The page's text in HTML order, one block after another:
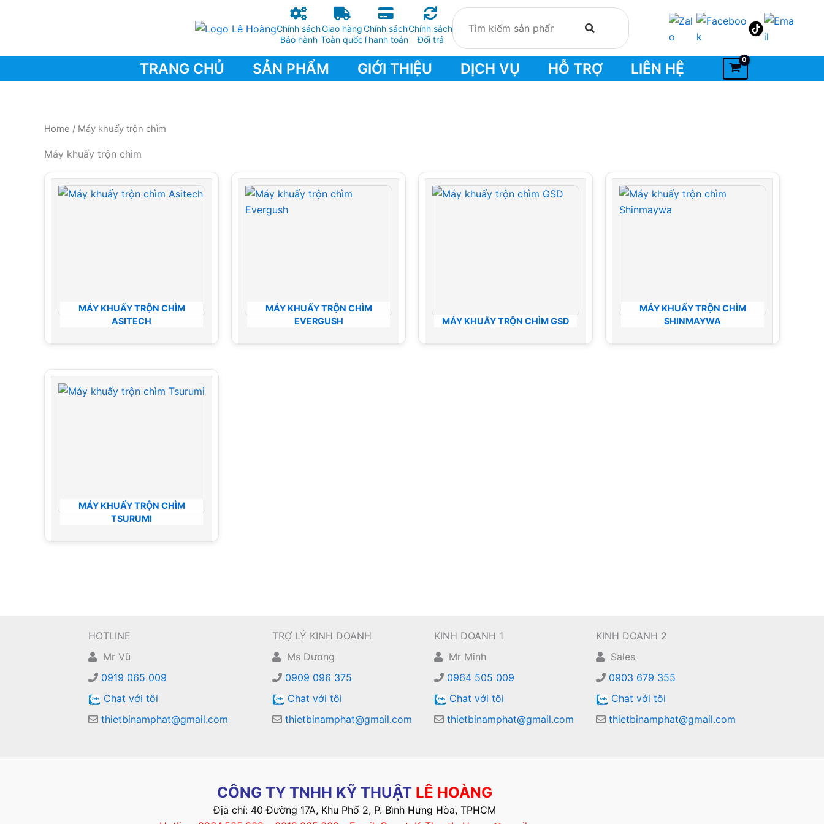
Chính sách
Bảo hành
Giao hàng
Toàn quốc
Chính sách
Thanh toán
Chính sách
Đổi trả
TRANG CHỦ SẢN PHẨM GIỚI THIỆU DỊCH VỤ HỖ TRỢ LIÊN HỆ
Home / Máy khuấy trộn chìm
Máy khuấy trộn chìm
MÁY KHUẤY TRỘN CHÌM
ASITECH
MÁY KHUẤY TRỘN CHÌM
EVERGUSH
MÁY KHUẤY TRỘN CHÌM GSD
MÁY KHUẤY TRỘN CHÌM
SHINMAYWA
MÁY KHUẤY TRỘN CHÌM
TSURUMI
HOTLINE
Mr Vũ
0919 065 009
Chat với tôi
thietbinamphat@gmail.com
TRỢ LÝ KINH DOANH
Ms Dương
0909 096 375
Chat với tôi
thietbinamphat@gmail.com
KINH DOANH 1
Mr Minh
0964 505 009
Chat với tôi
thietbinamphat@gmail.com
KINH DOANH 2
Sales
0903 679 355
Chat với tôi
thietbinamphat@gmail.com
CÔNG TY TNHH KỸ THUẬT LÊ HOÀNG
Địa chỉ: 40 Đường 17A, Khu Phố 2, P. Bình Hưng Hòa, TPHCM